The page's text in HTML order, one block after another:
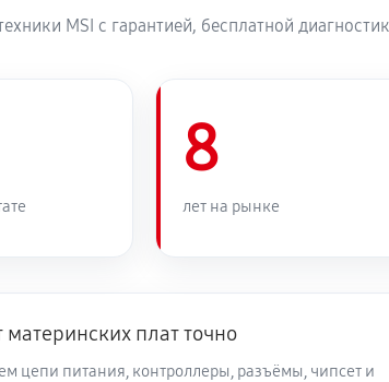
MSI с гарантией, бесплатной
8
лет на рынке
материнских плат точно
цепи питания, контроллеры, разъёмы, чипсет и